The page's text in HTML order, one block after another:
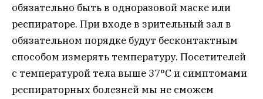
обязательно быть в одноразовой маске или
респираторе. При входе в зрительный зал в
обязательном порядке будут бесконтактным
способом измерять температуру. Посетителей
с температурой тела выше 37°С и симптомами
респираторных болезней мы не сможем